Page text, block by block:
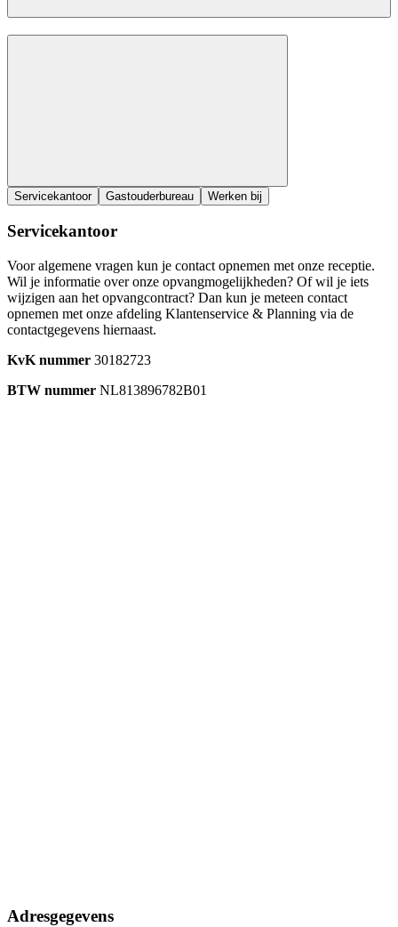
Servicekantoor Gastouderbureau Werken bij
Servicekantoor
Voor algemene vragen kun je contact opnemen met onze receptie.
Wil je informatie over onze opvangmogelijkheden? Of wil je iets
wijzigen aan het opvangcontract? Dan kun je meteen contact
opnemen met onze afdeling Klantenservice & Planning via de
contactgegevens hiernaast.
KvK nummer 30182723
BTW nummer NL813896782B01
Adresgegevens